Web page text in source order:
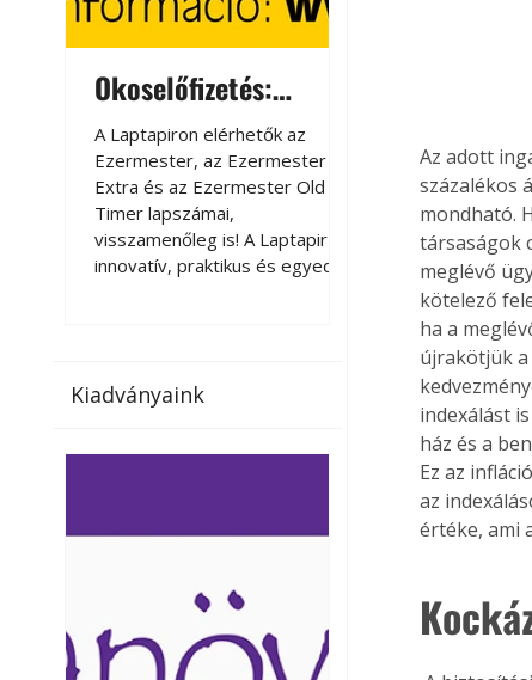
Okoselőfizetés:
Ezermester Extra
A Laptapiron elérhetők az
Ezermester, az Ezermester
Extra és az Ezermester Old
Timer lapszámai,
visszamenőleg is! A Laptapir új,
innovatív, praktikus és egyedi
az otthonában, útközben vagy
elérhetők lapszámaink. Bárhol,
Ezermester, az
Extra és az
Timer lapszámai,
visszamenőleg is! A
innovatív, praktikus
megoldás a
magazinok digitális
számítógépen,
vagy táblagépen.
az otthonában,
nyaralás, pihenés
elérhetők
bármikor, akár
vagy dolgozva is
Ezermester
Kiadványaink
Az adott
százalékos
mondható.
társaságok
meglévő
kötelező
ha a
újrakötjük
indexálást
ház és a
Ez az
az
értéke, ami